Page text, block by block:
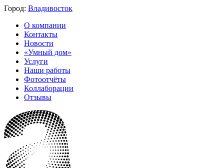
Город: Владивосток
О компании
Контакты
Новости
«Умный дом»
Услуги
Наши работы
Фотоотчёты
Коллаборации
Отзывы